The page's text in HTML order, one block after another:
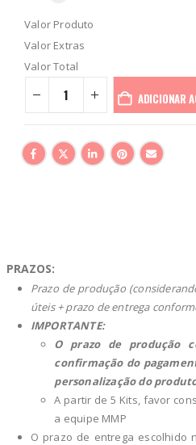
Valor Produto
Valor Extras
Valor Total
ADICIONAR
PRAZOS:
Prazo de produção
úteis + prazo de entrega
IMPORTANTE:
Oprazo de produção
confirmação do
personalização do
A partir de 5 Kits, favor
a equipe MMP
O prazo de entrega escolhido